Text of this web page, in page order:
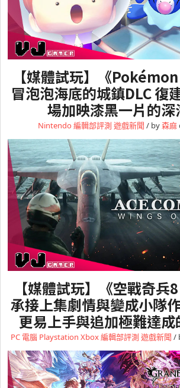
【媒體試玩】《
冒泡泡海底的城鎮DLC 復
場加映漆黑一片的深
Nintendo編輯部評測 遊戲新聞 / by森麻
【媒體試玩】《空戰奇兵
承接上集劇情與變成小隊
更易上手與追加極難達
PC 電腦 Playstation Xbox編輯部評測 遊戲新聞 /